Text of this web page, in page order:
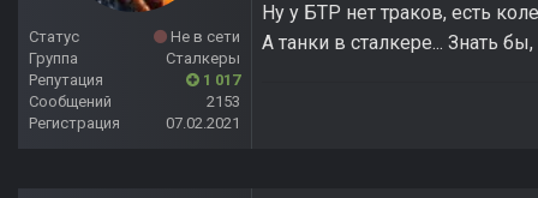
Статус
Не в сети
Группа
Сталкеры
Репутация
1 017
Сообщений
2153
Регистрация
07.02.2021
Ну у БТР нет траков, есть
А танки в сталкере... Знать